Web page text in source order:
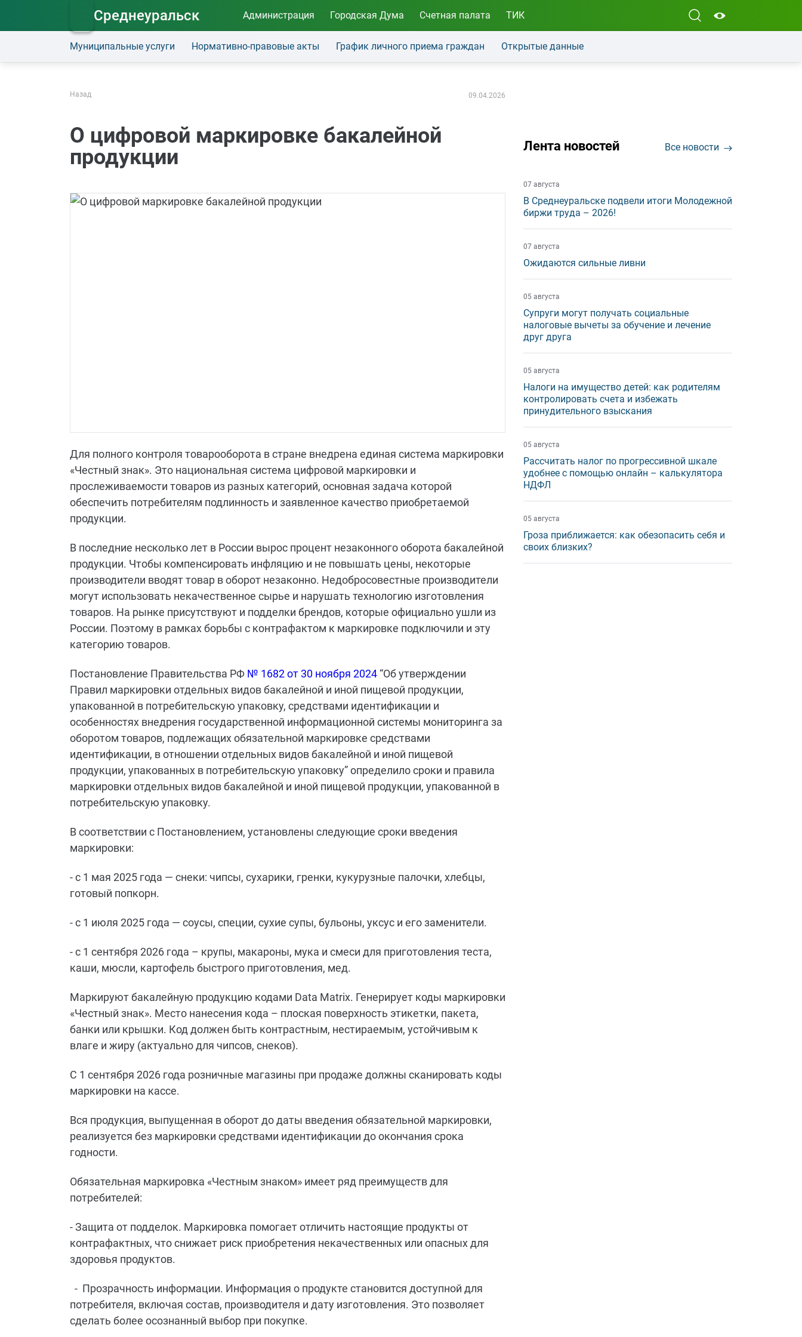
Среднеуральск Администрация Городская Дума Счетная палата ТИК
Муниципальные услуги Нормативно-правовые акты График личного приема граждан Открытые данные
Назад 09.04.2026
О цифровой маркировке бакалейной
продукции
Для полного контроля товарооборота в стране внедрена единая система маркировки
«Честный знак». Это национальная система цифровой маркировки и
прослеживаемости товаров из разных категорий, основная задача которой
обеспечить потребителям подлинность и заявленное качество приобретаемой
продукции.
В последние несколько лет в России вырос процент незаконного оборота бакалейной
продукции. Чтобы компенсировать инфляцию и не повышать цены, некоторые
производители вводят товар в оборот незаконно. Недобросовестные производители
могут использовать некачественное сырье и нарушать технологию изготовления
товаров. На рынке присутствуют и подделки брендов, которые официально ушли из
России. Поэтому в рамках борьбы с контрафактом к маркировке подключили и эту
категорию товаров.
Постановление Правительства РФ № 1682 от 30 ноября 2024 “Об утверждении
Правил маркировки отдельных видов бакалейной и иной пищевой продукции,
упакованной в потребительскую упаковку, средствами идентификации и
особенностях внедрения государственной информационной системы мониторинга за
оборотом товаров, подлежащих обязательной маркировке средствами
идентификации, в отношении отдельных видов бакалейной и иной пищевой
продукции, упакованных в потребительскую упаковку” определило сроки и правила
маркировки отдельных видов бакалейной и иной пищевой продукции, упакованной в
потребительскую упаковку.
В соответствии с Постановлением, установлены следующие сроки введения
маркировки:
- с 1 мая 2025 года — снеки: чипсы, сухарики, гренки, кукурузные палочки, хлебцы,
готовый попкорн.
- с 1 июля 2025 года — соусы, специи, сухие супы, бульоны, уксус и его заменители.
- с 1 сентября 2026 года – крупы, макароны, мука и смеси для приготовления теста,
каши, мюсли, картофель быстрого приготовления, мед.
Маркируют бакалейную продукцию кодами Data Matrix. Генерирует коды маркировки
«Честный знак». Место нанесения кода – плоская поверхность этикетки, пакета,
банки или крышки. Код должен быть контрастным, нестираемым, устойчивым к
влаге и жиру (актуально для чипсов, снеков).
С 1 сентября 2026 года розничные магазины при продаже должны сканировать коды
маркировки на кассе.
Вся продукция, выпущенная в оборот до даты введения обязательной маркировки,
реализуется без маркировки средствами идентификации до окончания срока
годности.
Обязательная маркировка «Честным знаком» имеет ряд преимуществ для
потребителей:
- Защита от подделок. Маркировка помогает отличить настоящие продукты от
контрафактных, что снижает риск приобретения некачественных или опасных для
здоровья продуктов.
- Прозрачность информации. Информация о продукте становится доступной для
потребителя, включая состав, производителя и дату изготовления. Это позволяет
сделать более осознанный выбор при покупке.
Лента новостей Все новости
07 августа
В Среднеуральске подвели итоги Молодежной
биржи труда – 2026!
07 августа
Ожидаются сильные ливни
05 августа
Супруги могут получать социальные
налоговые вычеты за обучение и лечение
друг друга
05 августа
Налоги на имущество детей: как родителям
контролировать счета и избежать
принудительного взыскания
05 августа
Рассчитать налог по прогрессивной шкале
удобнее с помощью онлайн – калькулятора
НДФЛ
05 августа
Гроза приближается: как обезопасить себя и
своих близких?